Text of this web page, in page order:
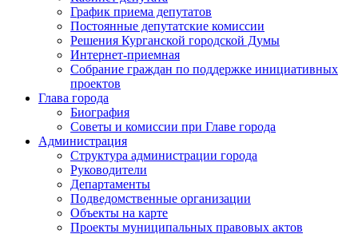
График приема депутатов
Постоянные депутатские комиссии
Решения Курганской городской Думы
Интернет-приемная
Собрание граждан по поддержке инициативных
проектов
Глава города
Биография
Советы и комиссии при Главе города
Администрация
Структура администрации города
Руководители
Департаменты
Подведомственные организации
Объекты на карте
Проекты муниципальных правовых актов